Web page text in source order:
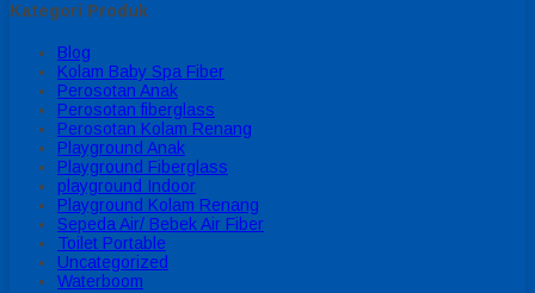
Kategori Produk
Blog
Kolam Baby Spa Fiber
Perosotan Anak
Perosotan fiberglass
Perosotan Kolam Renang
Playground Anak
Playground Fiberglass
playground Indoor
Playground Kolam Renang
Sepeda Air/ Bebek Air Fiber
Toilet Portable
Uncategorized
Waterboom